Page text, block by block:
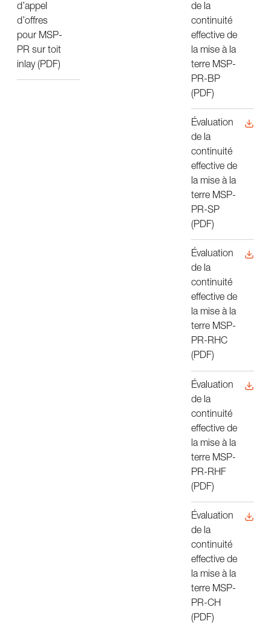
d’appel
d’offres
pour MSP-
PR sur toit
inlay (PDF)
de la
continuité
effective de
la mise à la
terre MSP-
PR-BP
(PDF)
Évaluation
de la
continuité
effective de
la mise à la
terre MSP-
PR-SP
(PDF)
Évaluation
de la
continuité
effective de
la mise à la
terre MSP-
PR-RHC
(PDF)
Évaluation
de la
continuité
effective de
la mise à la
terre MSP-
PR-RHF
(PDF)
Évaluation
de la
continuité
effective de
la mise à la
terre MSP-
PR-CH
(PDF)